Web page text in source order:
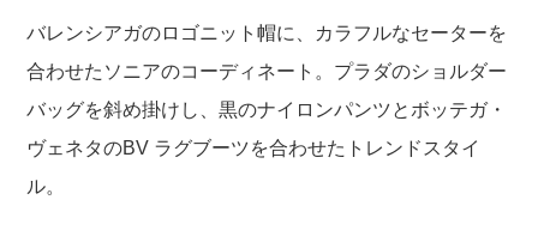
バレンシアガのロゴニット帽に、カラフルなセーターを
合わせたソニアのコーディネート。プラダのショルダー
バッグを斜め掛けし、黒のナイロンパンツとボッテガ・
ヴェネタのBV ラグブーツを合わせたトレンドスタイ
ル。